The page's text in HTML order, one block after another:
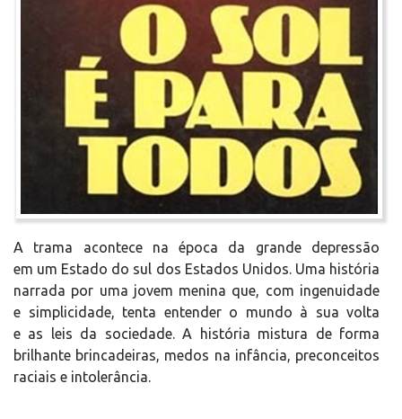
A trama acontece na época da grande depressão
em um Estado do sul dos Estados Unidos. Uma história
narrada por uma jovem menina que, com ingenuidade
e simplicidade, tenta entender o mundo à sua volta
e as leis da sociedade. A história mistura de forma
brilhante brincadeiras, medos na infância, preconceitos
raciais e intolerância.